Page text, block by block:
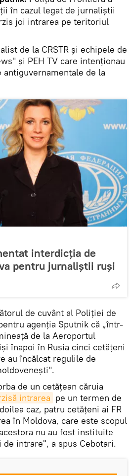
în cazul legat de jurnaliștii
joi intrarea pe teritoriul
de la CRSTR și echipele de
și PEH TV care intenţionau
de la
interdicția de
pentru jurnaliştii ruşi
de cuvânt al Poliției de
agenția Sputnik că „într-
de la Aeroportul
înapoi în Rusia cinci cetățeni
au încălcat regulile de
de un cetățean căruia
intrarea pe un termen de
caz, patru cetățeni ai FR
în Moldova, care este scopul
nu au fost instituite
intrare", a spus Cebotari.